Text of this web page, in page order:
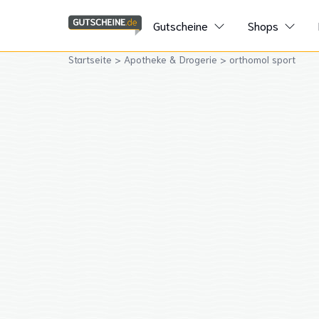
Gutscheine Shops
Startseite > Apotheke & Drogerie > orthomol sport